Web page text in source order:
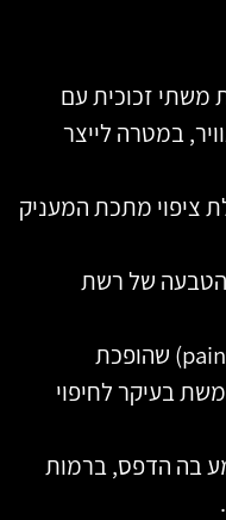
משתי זכוכית עם
במטרה לייצר
ציפוי מתכת המעניק
הטבעה של רשת
זכוכית צבועה (paint) שהופכת
בעיקר לחיפוי
בה הדפס, ברמות